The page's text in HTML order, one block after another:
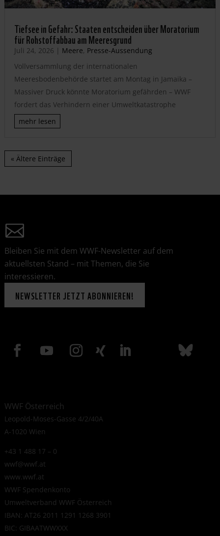
Tiefsee in Gefahr: Staaten entscheiden über Moratorium
für Rohstoffabbau am Meeresgrund
Juli 24, 2026 | Meere, Presse-Aussendung
Vollversammlung der internationalen
Meeresbodenbehörde startet am Montag in Jamaika –
Massiver Druck könnte Moratorium gefährden – WWF
fordert das Verhindern einer Umweltkatastrophe
mehr lesen
« Ältere Einträge
Bleiben Sie mit dem WWF-Newsletter auf dem
aktuellsten Stand – mit Themen, die Sie
interessieren.
NEWSLETTER JETZT ABONNIEREN!
WWF Österreich
Leopold-Moses-Gasse 4/2/40A
A-1020 Wien
+43 1 488 17 – 0
wwf@wwf.at
www.wwf.at
WWF Spendenkonto
Umweltverband WWF Österreich
IBAN: AT26 2011 1291 1268 3901
BIC: GIBAATWWXXX